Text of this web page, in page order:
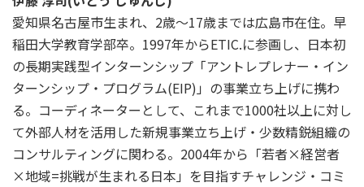
愛知県名古屋市生まれ、2歳～17歳までは広島市在住。早
稲田大学教育学部卒。1997年からETIC.に参画し、日本初
の長期実践型インターンシップ「アントレプレナー・イン
ターンシップ・プログラム(EIP)」の事業立ち上げに携わ
る。コーディネーターとして、これまで1000社以上に対し
て外部人材を活用した新規事業立ち上げ・少数精鋭組織の
コンサルティングに関わる。2004年から「若者×経営者
×地域=挑戦が生まれる日本」を目指すチャレンジ・コミ